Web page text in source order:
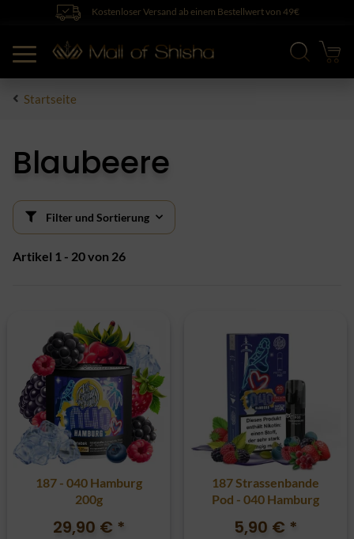
Kostenloser Versand ab einem Bestellwert von 49€
Startseite
Blaubeere
Filter und Sortierung
Artikel 1 - 20 von 26
187 - 040 Hamburg
200g
29,90 € *
187 Strassenbande
Pod - 040 Hamburg
5,90 € *